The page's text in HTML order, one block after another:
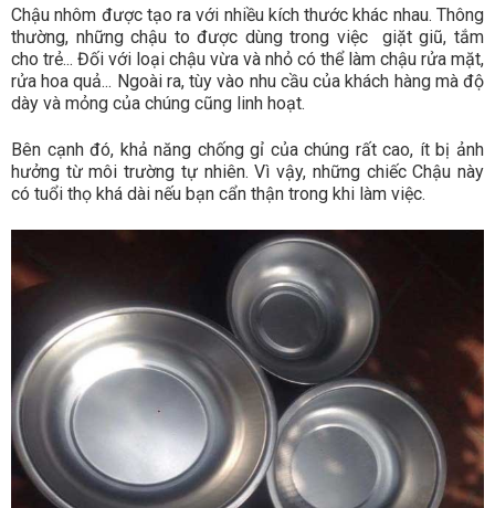
Chậu nhôm được tạo ra với nhiều kích thước khác nhau. Thông
thường, những chậu to được dùng trong việc giặt giũ, tắm
cho trẻ... Đối với loại chậu vừa và nhỏ có thể làm chậu rửa mặt,
rửa hoa quả... Ngoài ra, tùy vào nhu cầu của khách hàng mà độ
dày và mỏng của chúng cũng linh hoạt.
Bên cạnh đó, khả năng chống gỉ của chúng rất cao, ít bị ảnh
hưởng từ môi trường tự nhiên. Vì vậy, những chiếc Chậu này
có tuổi thọ khá dài nếu bạn cẩn thận trong khi làm việc.